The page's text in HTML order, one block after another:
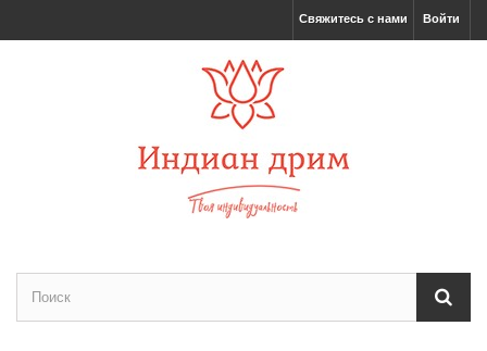
Войти
Свяжитесь с нами